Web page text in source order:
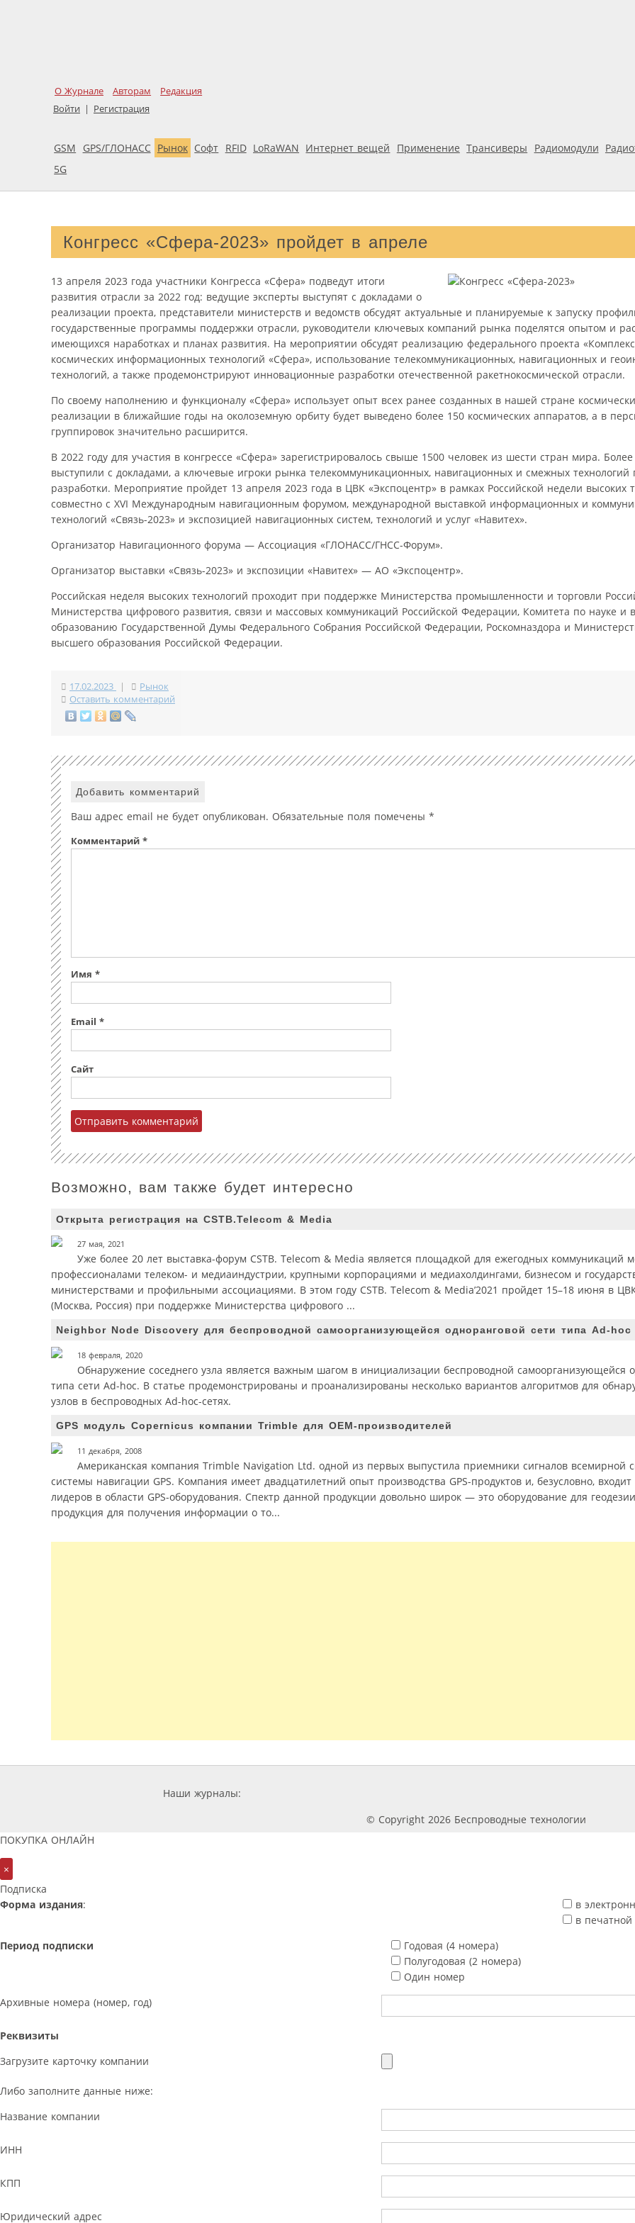
О Журнале Авторам
Редакция
Войти | Регистрация
GSM GPS/ГЛОНАСС Рынок Софт RFID LoRaWAN Интернет вещей Применение Трансиверы Радиомодули
5G
Конгресс «Сфера-2023» пройдет в апреле
13 апреля 2023 года участники Конгресса «Сфера» подведут итоги
развития отрасли за 2022 год: ведущие эксперты выступят с докладами о
реализации проекта, представители министерств и ведомств обсудят актуальные и планируемые к запуску
государственные программы поддержки отрасли, руководители ключевых компаний рынка поделятся опытом и
имеющихся наработках и планах развития. На мероприятии обсудят реализацию федерального проекта
космических информационных технологий «Сфера», использование телекоммуникационных, навигационных и
технологий, а также продемонстрируют инновационные разработки отечественной ракетнокосмической отрасли.
По своему наполнению и функционалу «Сфера» использует опыт всех ранее созданных в нашей стране
реализации в ближайшие годы на околоземную орбиту будет выведено более 150 космических аппаратов, а в
группировок значительно расширится.
В 2022 году для участия в конгрессе «Сфера» зарегистрировалось свыше 1500 человек из шести стран мира.
выступили с докладами, а ключевые игроки рынка телекоммуникационных, навигационных и смежных технологий
разработки. Мероприятие пройдет 13 апреля 2023 года в ЦВК «Экспоцентр» в рамках Российской недели высоких
совместно с XVI Международным навигационным форумом, международной выставкой информационных и
технологий «Связь-2023» и экспозицией навигационных систем, технологий и услуг «Навитех».
Организатор Навигационного форума — Ассоциация «ГЛОНАСС/ГНСС-Форум».
Организатор выставки «Связь-2023» и экспозиции «Навитех» — АО «Экспоцентр».
Российская неделя высоких технологий проходит при поддержке Министерства промышленности и торговли
Министерства цифрового развития, связи и массовых коммуникаций Российской Федерации, Комитета по науке и
образованию Государственной Думы Федерального Собрания Российской Федерации, Роскомназдора и
высшего образования Российской Федерации.
17.02.2023 |
Рынок
Оставить комментарий
Добавить комментарий
Ваш адрес email не будет опубликован. Обязательные поля помечены *
Комментарий *
Имя *
Email *
Сайт
Возможно, вам также будет интересно
Открыта регистрация на CSTB.Telecom & Media
27 мая, 2021
Уже более 20 лет выставка-форум CSTB. Telecom & Media является площадкой для ежегодных коммуникаций
профессионалами телеком- и медиаиндустрии, крупными корпорациями и медиахолдингами, бизнесом и
министерствами и профильными ассоциациями. В этом году CSTB. Telecom & Media’2021 пройдет 15–18 июня в
(Москва, Россия) при поддержке Министерства цифрового ...
Neighbor Node Discovery для беспроводной самоорганизующейся одноранговой сети типа Ad-hoc
18 февраля, 2020
Обнаружение соседнего узла является важным шагом в инициализации беспроводной самоорганизующейся
типа сети Ad-hoc. В статье продемонстрированы и проанализированы несколько вариантов алгоритмов для
узлов в беспроводных Ad-hoc-сетях.
GPS модуль Copernicus компании Trimble для OEM-производителей
11 декабря, 2008
Американская компания Trimble Navigation Ltd. одной из первых выпустила приемники сигналов всемирной
системы навигации GPS. Компания имеет двадцатилетний опыт производства GPS-продуктов и, безусловно,
лидеров в области GPS-оборудования. Спектр данной продукции довольно широк — это оборудование для
продукция для получения информации о то...
Наши журналы:
© Copyright 2026 Беспроводные технологии
ПОКУПКА ОНЛАЙН
×
Подписка
Форма издания:
в
в
Период подписки
Годовая (4 номера)
Полугодовая (2 номера)
Один номер
Архивные номера (номер, год)
Реквизиты
Загрузите карточку компании
Либо заполните данные ниже:
Название компании
ИНН
КПП
Юридический адрес